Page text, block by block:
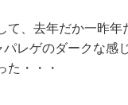
て、去年だか一昨年
レゲのダークな感
た・・・